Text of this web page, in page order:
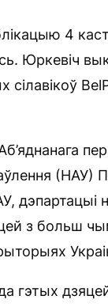
4
Юркевіч
(НАУ)
з больш
гэтых